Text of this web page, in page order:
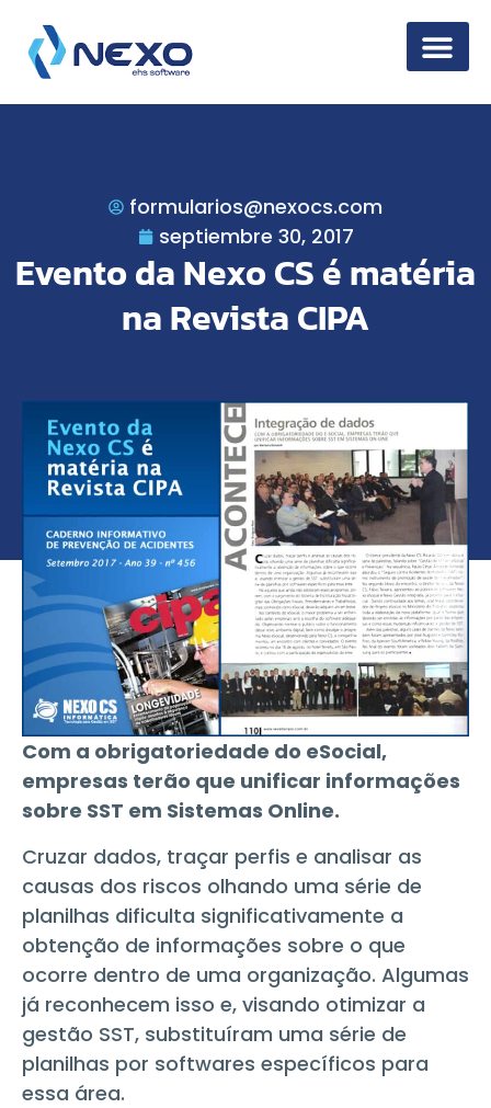
formularios@nexocs.com
septiembre 30, 2017
Evento da Nexo CS é matéria
na Revista CIPA
Com a obrigatoriedade do eSocial,
empresas terão que unificar informações
sobre SST em Sistemas Online.
Cruzar dados, traçar perfis e analisar as
causas dos riscos olhando uma série de
planilhas dificulta significativamente a
obtenção de informações sobre o que
ocorre dentro de uma organização. Algumas
já reconhecem isso e, visando otimizar a
gestão SST, substituíram uma série de
planilhas por softwares específicos para
essa área.